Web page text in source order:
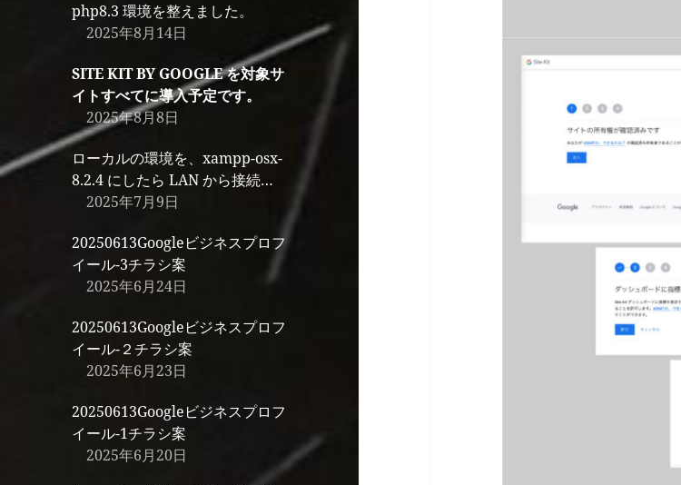
php8.3 環境を整えました。
2025年8月14日
SITE KIT BY GOOGLE を対象サ
イトすべてに導入予定です。
2025年8月8日
ローカルの環境を、xampp-osx-
8.2.4 にしたら LAN から接続で
きないので、Mac のファイアウ
2025年7月9日
20250613Googleビジネスプロフ
イール-3チラシ案
2025年6月24日
20250613Googleビジネスプロフ
イール-２チラシ案
2025年6月23日
20250613Googleビジネスプロフ
イール-1チラシ案
2025年6月20日